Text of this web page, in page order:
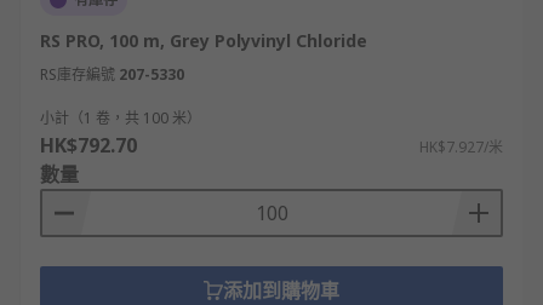
RS PRO, 100 m, Grey Polyvinyl Chloride
RS庫存編號 207-5330
小計（1 卷，共 100 米）
HK$792.70 HK$7.927/米
數量
添加到購物車